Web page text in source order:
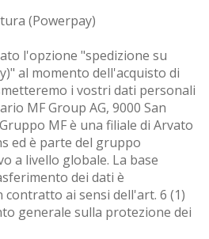
(Powerpay)
l'opzione "spedizione su
al momento dell'acquisto di
i vostri dati personali
MF Group AG, 9000 San
MF è una filiale di Arvato
ed è parte del gruppo
a livello globale. La base
dei dati è
contratto ai sensi dell'art. 6 (1)
generale sulla protezione dei